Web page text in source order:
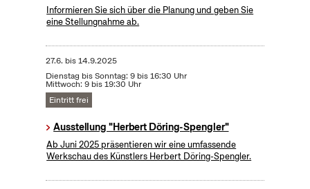
Informieren Sie sich über die Planung und geben Sie
eine Stellungnahme ab.
27.6. bis14.9.2025
Dienstag bis Sonntag: 9 bis 16:30 Uhr
Mittwoch: 9 bis 19:30 Uhr
Eintritt frei
Ausstellung "Herbert Döring-Spengler"
Ab Juni 2025 präsentieren wir eine umfassende
Werkschau des Künstlers Herbert Döring-Spengler.